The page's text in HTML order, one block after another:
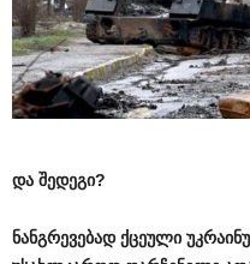
და შედეგი?
ნანგრევებად ქცეული